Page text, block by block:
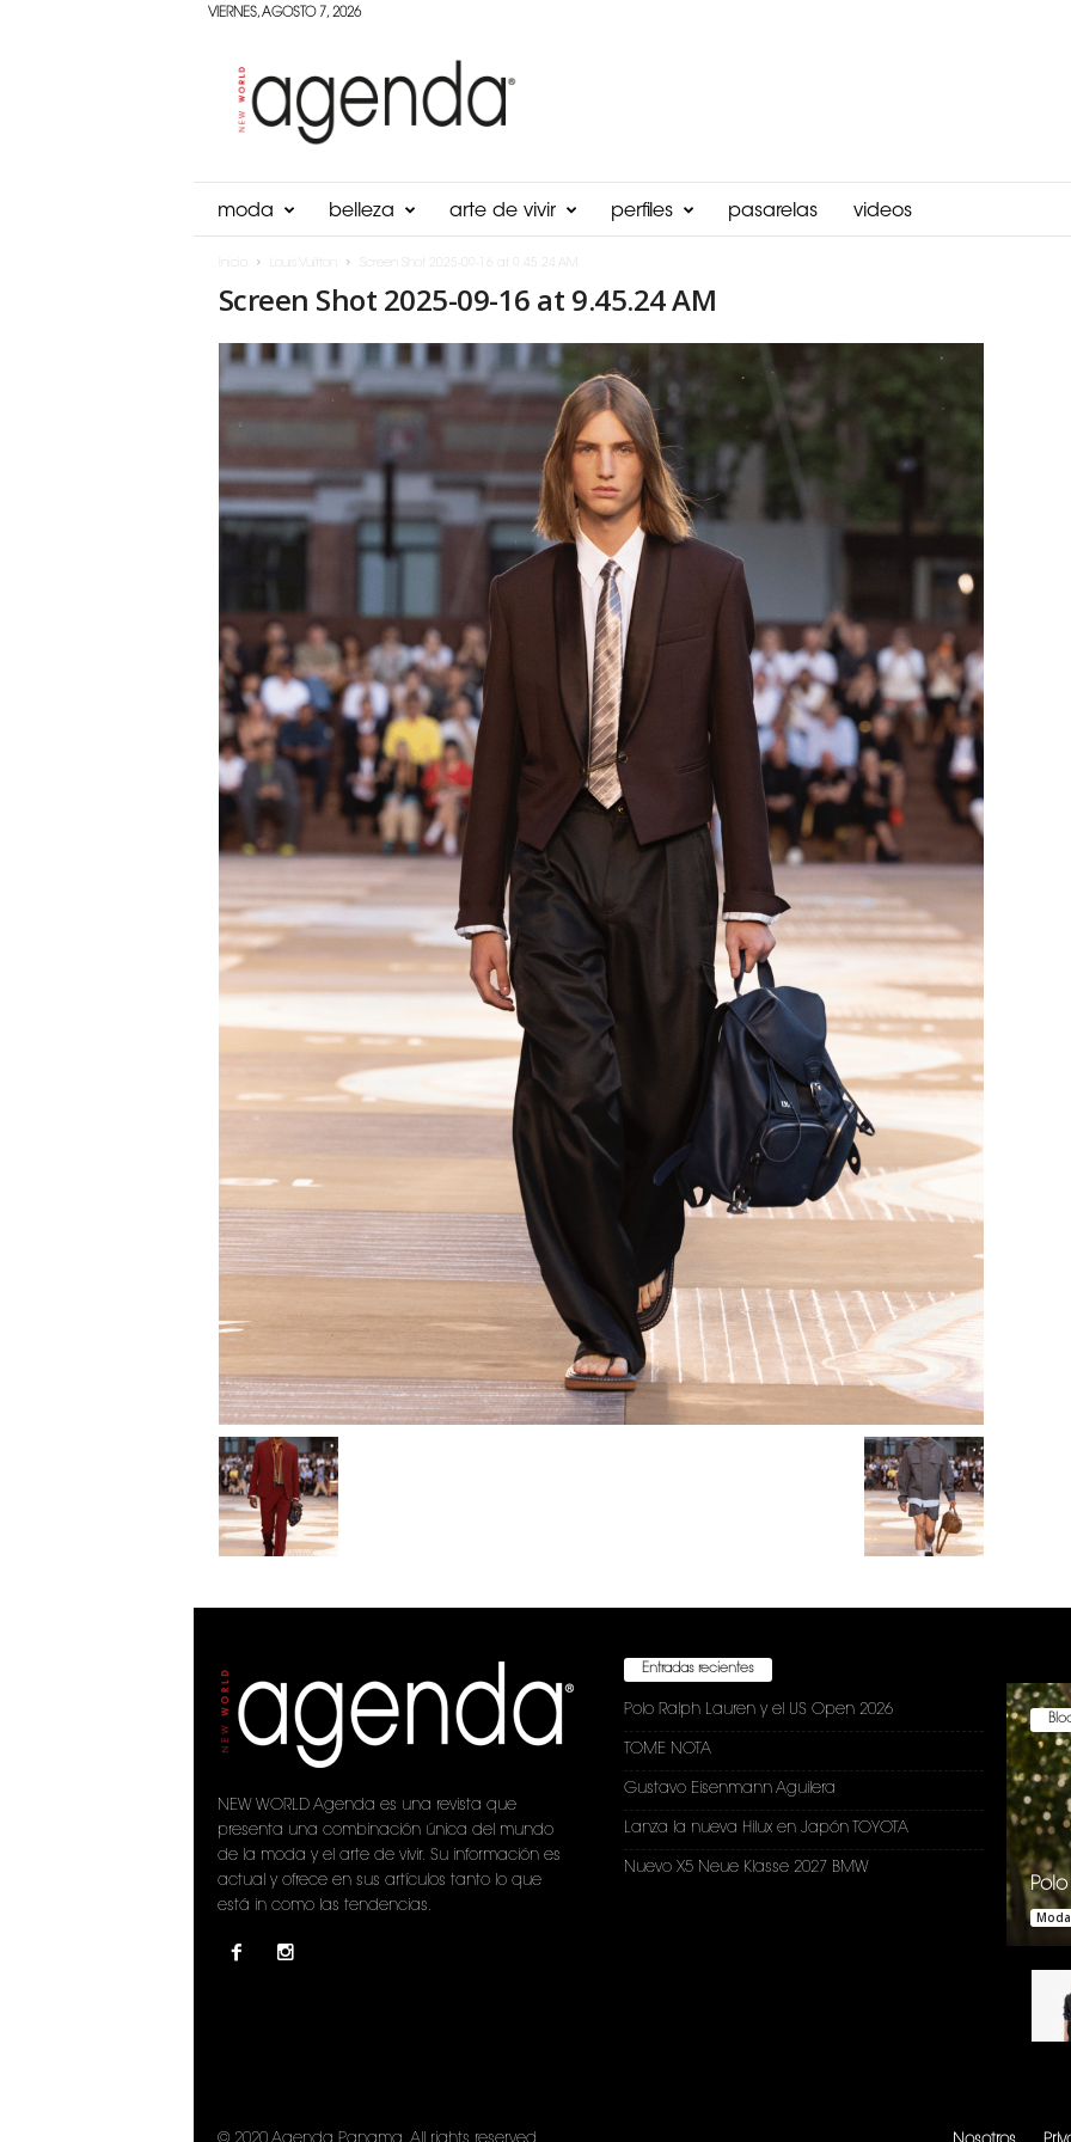
VIERNES, AGOSTO 7, 2026
Panama
moda belleza arte de vivir perfiles pasarelas videos
Louis Vuitton Screen Shot 2025-09-16 at 9.45.24 AM
Screen Shot 2025-09-16 at 9.45.24 AM
NEW WORLD Agenda es una revista que
presenta una combinación única del mundo
de la moda y el arte de vivir. Su información es
actual y ofrece en sus artículos tanto lo que
está in como las tendencias.
Entradas recientes
Polo Ralph Lauren y el US Open 2026
TOME NOTA
Gustavo Eisenmann Aguilera
Lanza la nueva Hilux en Japón TOYOTA
Nuevo X5 Neue Klasse 2027 BMW
Moda